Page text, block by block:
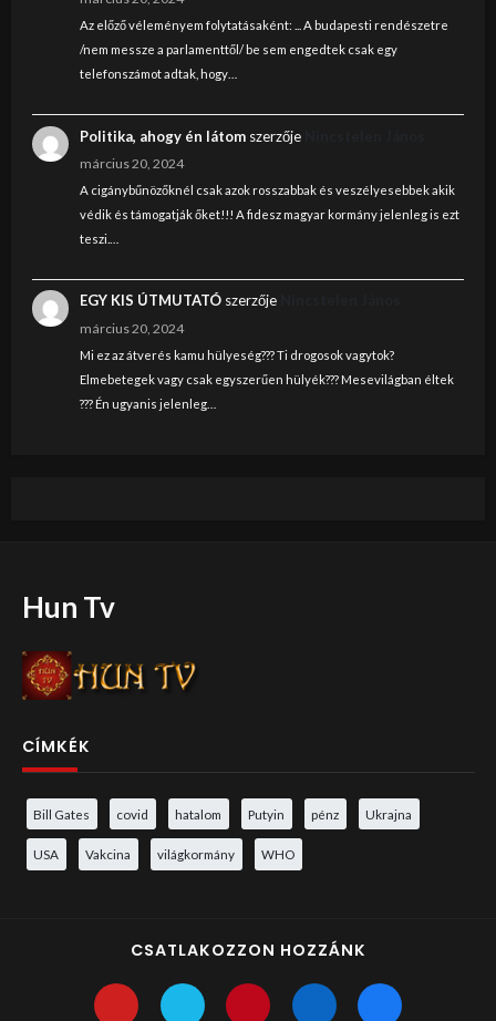
Az előző véleményem folytatásaként: ... A budapesti rendészetre
/nem messze a parlamenttől/ be sem engedtek csak egy
telefonszámot adtak, hogy…
Politika, ahogy én látomszerzője
március 20, 2024
A cigánybűnözőknél csak azok rosszabbak és veszélyesebbek akik
védik és támogatják őket!!! A fidesz magyar kormány jelenleg is ezt
teszi.…
EGY KIS ÚTMUTATÓszerzője
március 20, 2024
Mi ez az átverés kamu hülyeség??? Ti drogosok vagytok?
Elmebetegek vagy csak egyszerűen hülyék??? Mesevilágban éltek
??? Én ugyanis jelenleg…
Hun Tv
CÍMKÉK
Bill Gates covid hatalom Putyin pénz Ukrajna
USA Vakcina világkormány WHO
CSATLAKOZZON HOZZÁNK